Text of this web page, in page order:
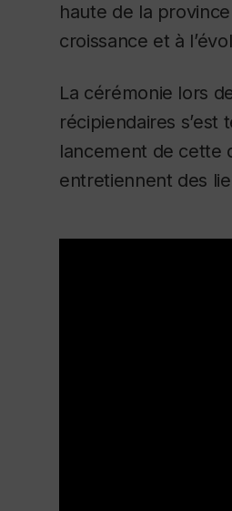
haute de la
croissance et à
La cérémonie lors
récipiendaires
lancement de cette
entretiennent des